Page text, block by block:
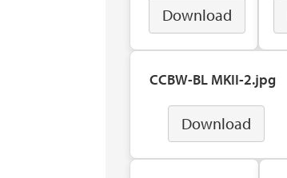
Download
CCBW-BL MKII-2.jpg
Download